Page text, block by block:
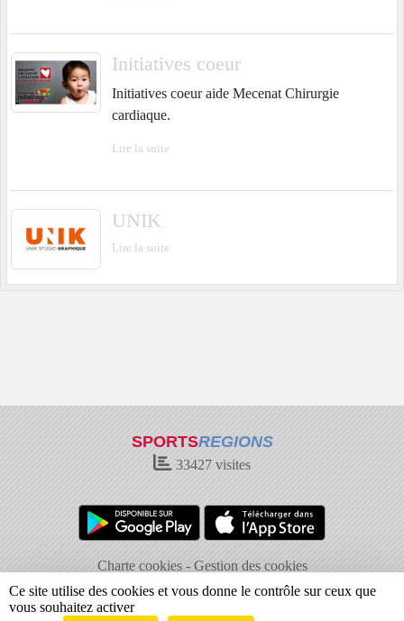
Initiatives coeur
Initiatives coeur aide Mecenat Chirurgie
cardiaque.
Lire la suite
UNIK
Lire la suite
SPORTSREGIONS
33427 visites
Charte cookies
Gestion des cookies
Informations légales
Signaler un contenu inapproprié
Ce site utilise des cookies et vous donne le contrôle sur ceux que
vous souhaitez activer